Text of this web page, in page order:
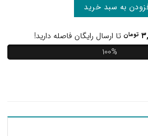
به سبد خرید
تومان تا ارسال رایگان فاصله دارید!
100%